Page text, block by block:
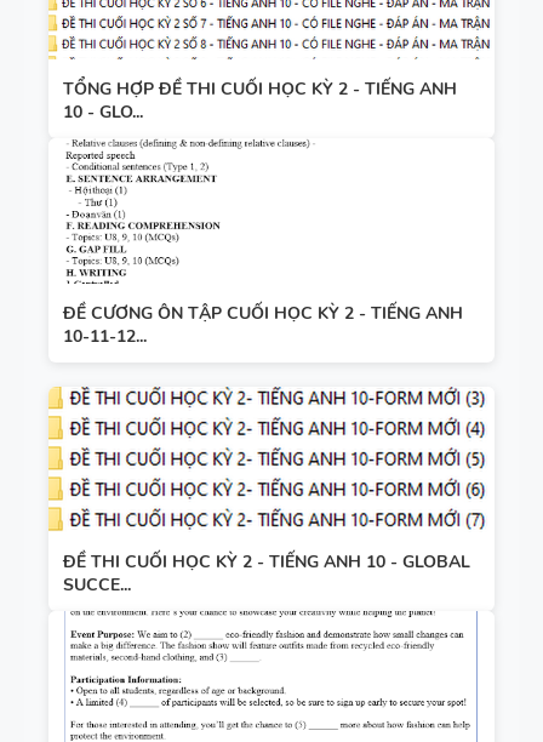
TỔNG HỢP ĐỀ THI CUỐI HỌC KỲ 2 - TIẾNG ANH
10 - GLO...
ĐỀ CƯƠNG ÔN TẬP CUỐI HỌC KỲ 2 - TIẾNG ANH
10-11-12...
ĐỀ THI CUỐI HỌC KỲ 2 - TIẾNG ANH 10 - GLOBAL
SUCCE...